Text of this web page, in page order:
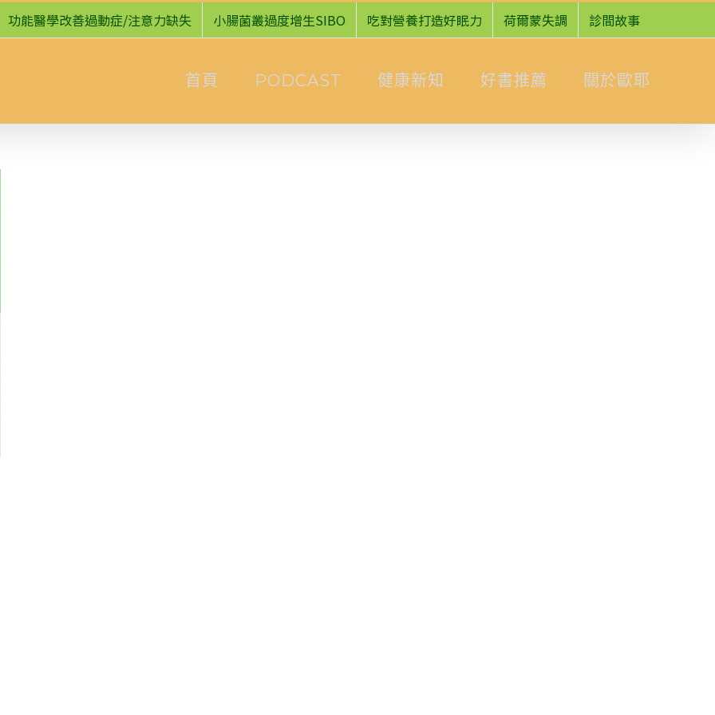
功能醫學改善過動症/注意力缺失 小腸菌叢過度增生SIBO 吃對營養打造好眠力 荷爾蒙失調 診間故事
首頁 PODCAST 健康新知 好書推薦 關於歐耶